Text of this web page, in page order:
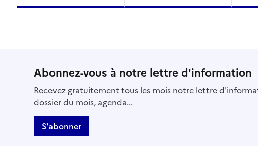
Abonnez-vous à notre lettre d'information
Recevez gratuitement tous les mois notre lettre
dossier du mois, agenda...
S'abonner